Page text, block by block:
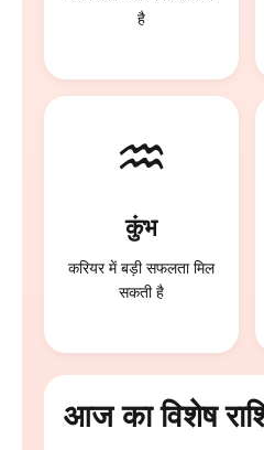
है
♒
कुंभ
करियर में बड़ी सफलता मिल
सकती है
आज का विशेष